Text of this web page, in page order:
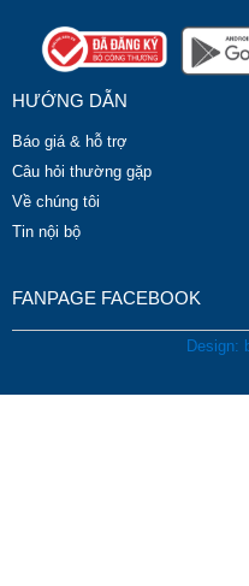
HƯỚNG DẪN
Báo giá & hỗ trợ
Câu hỏi thường gặp
Về chúng tôi
Tin nội bộ
FANPAGE FACEBOOK
Design: